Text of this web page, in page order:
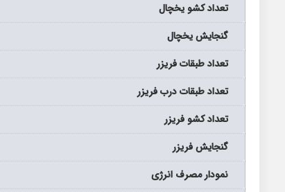
تعداد کشو یخچال
گنجایش یخچال
تعداد طبقات فریزر
تعداد طبقات درب فریزر
تعداد کشو فریزر
گنجایش فریزر
نمودار مصرف انرژی